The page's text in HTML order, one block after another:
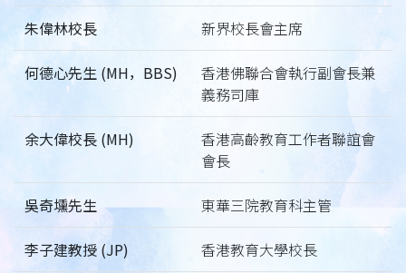
朱偉林校長 新界校長會主席
何德心先生 (MH，BBS)
香港佛聯合會執行副會長兼
義務司庫
余大偉校長 (MH)
香港高齡教育工作者聯誼會
會長
吳奇壎先生 東華三院教育科主管
李子建教授 (JP) 香港教育大學校長